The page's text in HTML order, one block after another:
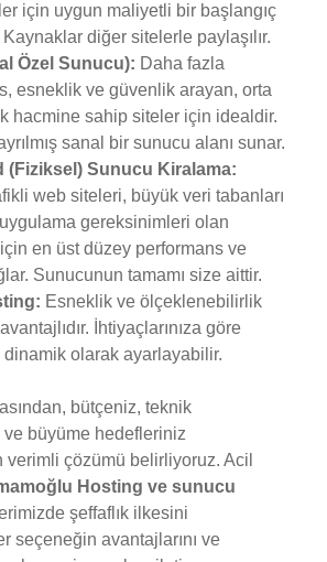
için uygun maliyetli bir başlangıç
Kaynaklar diğer sitelerle paylaşılır.
Özel Sunucu): Daha fazla
esneklik ve güvenlik arayan, orta
hacmine sahip siteler için idealdir.
sanal bir sunucu alanı sunar.
(Fiziksel) Sunucu Kiralama:
web siteleri, büyük veri tabanları
gereksinimleri olan
en üst düzey performans ve
Sunucunun tamamı size aittir.
Esneklik ve ölçeklenebilirlik
İhtiyaçlarınıza göre
dinamik olarak ayarlayabilir.
bütçeniz, teknik
büyüme hedefleriniz
çözümü belirliyoruz. Acil
Hosting ve sunucu
şeffaflık ilkesini
seçeneğin avantajlarını ve